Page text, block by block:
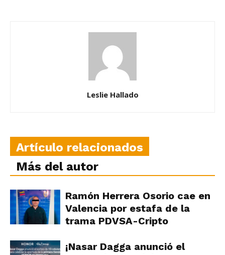
Leslie Hallado
Artículo relacionados
Más del autor
Ramón Herrera Osorio cae en
Valencia por estafa de la
trama PDVSA-Cripto
¡Nasar Dagga anunció el